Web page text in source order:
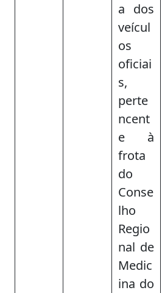
a dos
veícul
os
oficiai
s,
perte
ncent
e à
frota
do
Conse
lho
Regio
nal de
Medic
ina do